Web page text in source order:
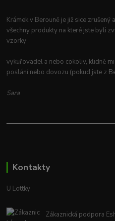
Krámek v Berouně je již sice
všechny produkty na které jste byli
vzorky
vykuřovadel a nebo cokoliv, klidně
poslání nebo dovozu (pokud jste z
Sara
Kontakty
U Lottky
Zákaznická podpora